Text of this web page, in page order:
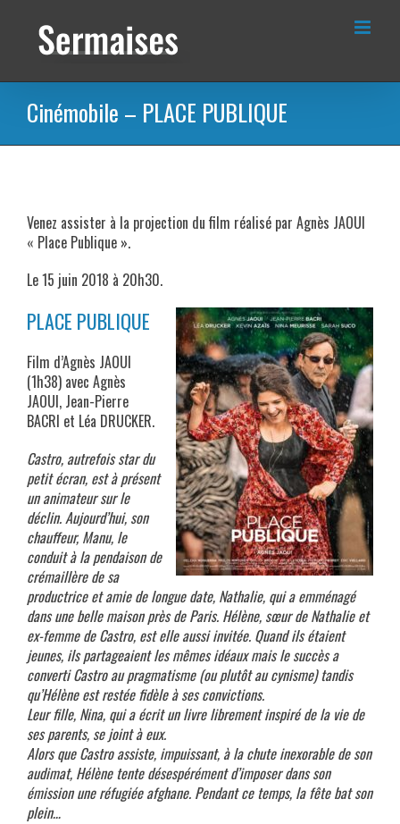
contenu
Cinémobile – PLACE PUBLIQUE
Venez assister à la projection du film réalisé par Agnès JAOUI
« Place Publique ».
Le 15 juin 2018 à 20h30.
PLACE PUBLIQUE
Film d’Agnès JAOUI
(1h38) avec Agnès
JAOUI, Jean-Pierre
BACRI et Léa DRUCKER.
Castro, autrefois star du
petit écran, est à présent
un animateur sur le
déclin. Aujourd’hui, son
chauffeur, Manu, le
conduit à la pendaison de
crémaillère de sa
productrice et amie de longue date, Nathalie, qui a emménagé
dans une belle maison près de Paris. Hélène, sœur de Nathalie et
ex-femme de Castro, est elle aussi invitée. Quand ils étaient
jeunes, ils partageaient les mêmes idéaux mais le succès a
converti Castro au pragmatisme (ou plutôt au cynisme) tandis
qu’Hélène est restée fidèle à ses convictions.
Leur fille, Nina, qui a écrit un livre librement inspiré de la vie de
ses parents, se joint à eux.
Alors que Castro assiste, impuissant, à la chute inexorable de son
audimat, Hélène tente désespérément d’imposer dans son
émission une réfugiée afghane. Pendant ce temps, la fête bat son
plein…